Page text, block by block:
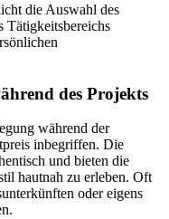
die Auswahl des
Tätigkeitsbereichs
des Projekts
während der
inbegriffen. Die
und bieten die
hautnah zu erleben. Oft
oder eigens